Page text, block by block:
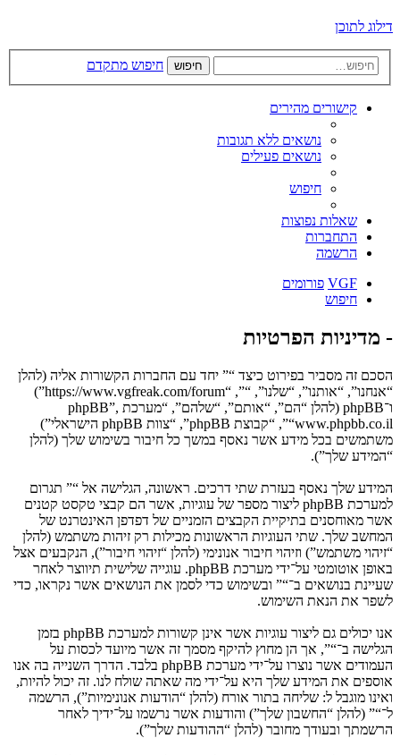
דילוג לתוכן
חיפוש חיפוש מתקדם
קישורים מהירים
נושאים ללא תגובות
נושאים פעילים
חיפוש
שאלות נפוצות
התחברות
הרשמה
VGF פורומים
חיפוש
- מדיניות הפרטיות
הסכם זה מסביר בפירוט כיצד “” יחד עם החברות הקשורות אליה (להלן
“אנחנו”, “אותנו”, “שלנו”, “”, “https://www.vgfreak.com/forum”)
ו־phpBB (להלן “הם”, “אותם”, “שלהם”, “מערכת phpBB”,
“www.phpbb.co.il”, “קבוצת phpBB”, “צוות phpBB הישראלי”)
משתמשים בכל מידע אשר נאסף במשך כל חיבור בשימוש שלך (להלן
“המידע שלך”).
המידע שלך נאסף בעזרת שתי דרכים. ראשונה, הגלישה אל “” תגרום
למערכת phpBB ליצור מספר של עוגיות, אשר הם קבצי טקסט קטנים
אשר מאוחסנים בתיקיית הקבצים הזמניים של דפדפן האינטרנט של
המחשב שלך. שתי העוגיות הראשונות מכילות רק זיהות משתמש (להלן
“זיהוי משתמש”) וזיהוי חיבור אנונימי (להלן “זיהוי חיבור”), הנקבעים אצל
באופן אוטומטי על־ידי מערכת phpBB. עוגייה שלישית תיווצר לאחר
שעיינת בנושאים ב־“” ובשימוש כדי לסמן את הנושאים אשר נקראו, כדי
לשפר את הנאת השימוש.
אנו יכולים גם ליצור עוגיות אשר אינן קשורות למערכת phpBB בזמן
הגלישה ב־“”, אך הן מחוץ להיקף מסמך זה אשר מיועד לכסות על
העמודים אשר נוצרו על־ידי מערכת phpBB בלבד. הדרך השנייה בה אנו
אוספים את המידע שלך היא על־ידי מה שאתה שולח לנו. זה יכול להיות,
ואינו מוגבל ל: שליחה בתור אורח (להלן “הודעות אנונימיות”), הרשמה
ל־“” (להלן “החשבון שלך”) והודעות אשר נרשמו על־ידיך לאחר
הרשמתך ובעודך מחובר (להלן “ההודעות שלך”).